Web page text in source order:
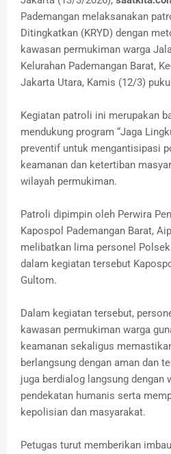
Pademangan melaksanakan
Ditingkatkan (KRYD) dengan
kawasan permukiman warga
Kelurahan Pademangan Barat,
Jakarta Utara, Kamis (12/3)
Kegiatan patroli ini merupakan
mendukung program “Jaga
preventif untuk mengantisipasi
keamanan dan ketertiban
wilayah permukiman.
Patroli dipimpin oleh Perwira
Kapospol Pademangan Barat,
melibatkan lima personel
dalam kegiatan tersebut
Gultom.
Dalam kegiatan tersebut,
kawasan permukiman warga
keamanan sekaligus
berlangsung dengan aman dan
juga berdialog langsung dengan
pendekatan humanis serta
kepolisian dan masyarakat.
Petugas turut memberikan